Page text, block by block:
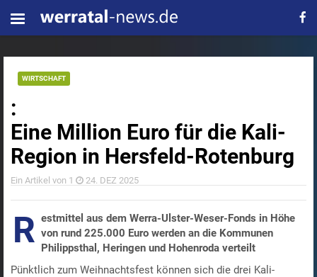
:
Eine Million Euro für die Kali-
Region in Hersfeld-Rotenburg
WIRTSCHAFT
Ein Artikel von 1 24. DEZ 2025
R estmittel aus dem Werra-Ulster-Weser-Fonds in Höhe
von rund 225.000 Euro werden an die Kommunen
Philippsthal, Heringen und Hohenroda verteilt
Pünktlich zum Weihnachtsfest können sich die drei Kali-